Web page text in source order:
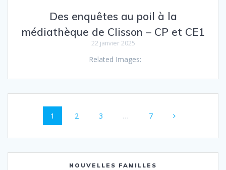
Des enquêtes au poil à la
médiathèque de Clisson – CP et CE1
22 janvier 2025
Related Images:
1 2 3 … 7
NOUVELLES FAMILLES